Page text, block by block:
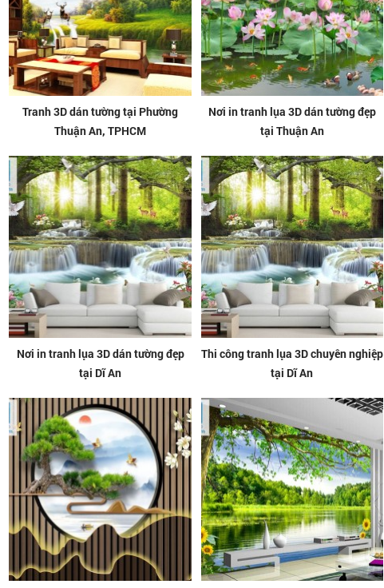
Tranh 3D dán tường tại Phường
Thuận An, TPHCM
Nơi in tranh lụa 3D dán tường đẹp
tại Thuận An
Nơi in tranh lụa 3D dán tường đẹp
tại Dĩ An
Thi công tranh lụa 3D chuyên nghiệp
tại Dĩ An